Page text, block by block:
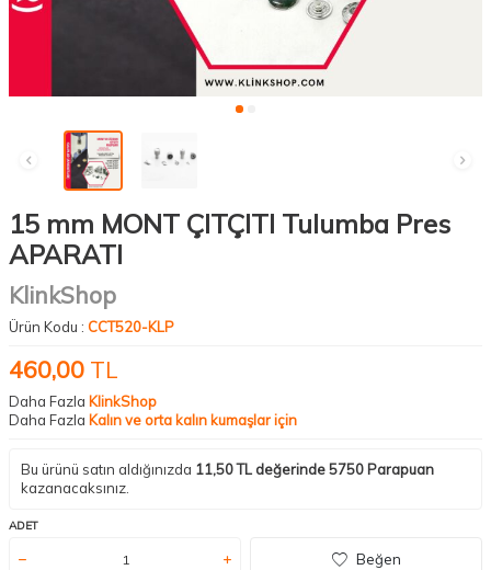
15 mm MONT ÇITÇITI Tulumba Pres
APARATI
KlinkShop
Ürün Kodu : CCT520-KLP
460,00 TL
Daha Fazla KlinkShop
Daha Fazla Kalın ve orta kalın kumaşlar için
Bu ürünü satın aldığınızda 11,50TL değerinde5750Parapuan
kazanacaksınız.
ADET
Beğen